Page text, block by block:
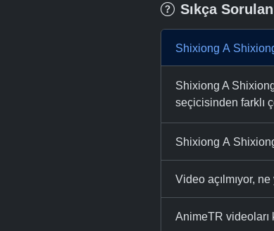
Sıkça
Shixiong A
Shixiong A
seçicisinden farklı
Shixiong A
Video açılmıyor, ne
AnimeTR videoları